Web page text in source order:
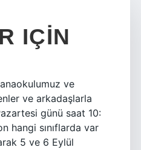
IÇIN
ve
ve arkadaşlarla
günü saat 10:
hangi sınıflarda var
5 ve 6 Eylül